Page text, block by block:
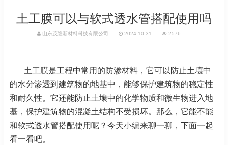
土工膜可以与软式透水管搭配使用吗
山东茂隆新材料科技有限公司 2024-10-31 2576
土工膜是工程中常用的防渗材料，它可以防止土壤中
的水分渗透到建筑物的地基中，能够保护建筑物的稳定性
和耐久性。它还能防止土壤中的化学物质和微生物进入地
基，保护建筑物的混凝土结构不受损坏。那么，它能不能
和软式透水管搭配使用呢？今天小编来聊一聊，下面一起
看一看吧。